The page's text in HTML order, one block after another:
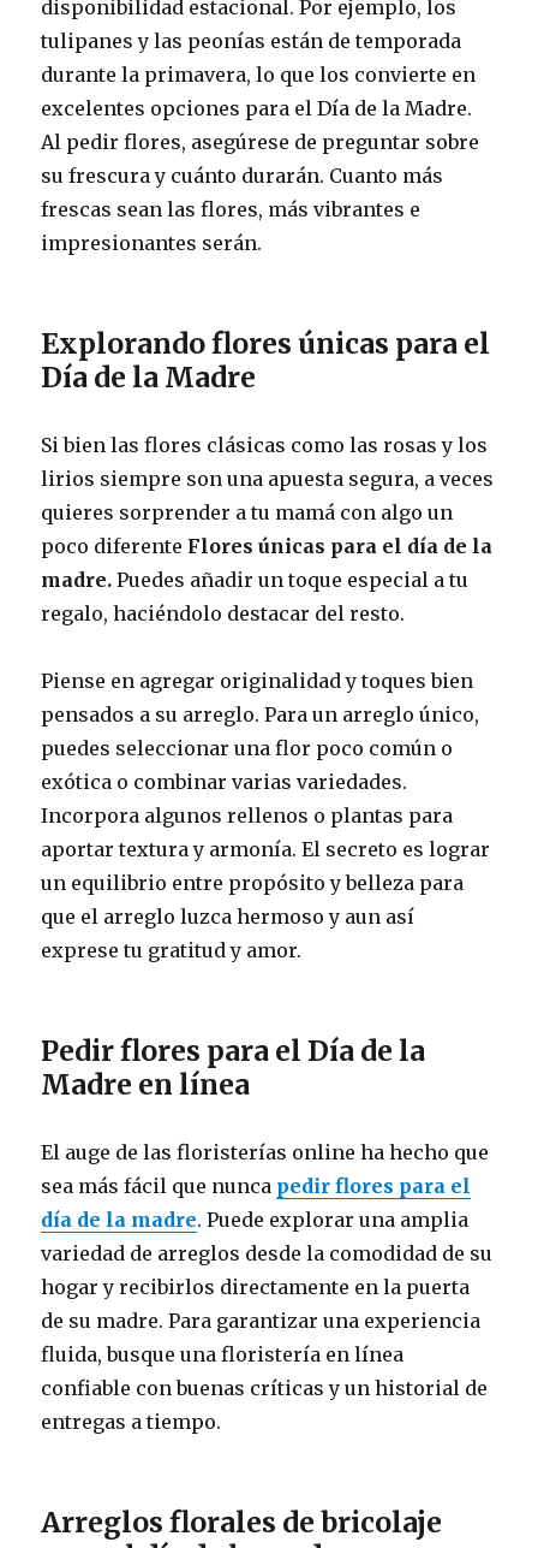
disponibilidad estacional. Por ejemplo, los
tulipanes y las peonías están de temporada
durante la primavera, lo que los convierte en
excelentes opciones para el Día de la Madre.
Al pedir flores, asegúrese de preguntar sobre
su frescura y cuánto durarán. Cuanto más
frescas sean las flores, más vibrantes e
impresionantes serán.
Explorando flores únicas para el
Día de la Madre
Si bien las flores clásicas como las rosas y los
lirios siempre son una apuesta segura, a veces
quieres sorprender a tu mamá con algo un
poco diferente Flores únicas para el día de la
madre. Puedes añadir un toque especial a tu
regalo, haciéndolo destacar del resto.
Piense en agregar originalidad y toques bien
pensados ​​a su arreglo. Para un arreglo único,
puedes seleccionar una flor poco común o
exótica o combinar varias variedades.
Incorpora algunos rellenos o plantas para
aportar textura y armonía. El secreto es lograr
un equilibrio entre propósito y belleza para
que el arreglo luzca hermoso y aun así
exprese tu gratitud y amor.
Pedir flores para el Día de la
Madre en línea
El auge de las floristerías online ha hecho que
sea más fácil que nunca pedir flores para el
día de la madre. Puede explorar una amplia
variedad de arreglos desde la comodidad de su
hogar y recibirlos directamente en la puerta
de su madre. Para garantizar una experiencia
fluida, busque una floristería en línea
confiable con buenas críticas y un historial de
entregas a tiempo.
Arreglos florales de bricolaje